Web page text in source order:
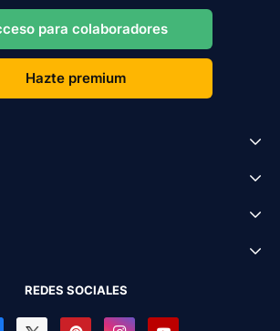
para colaboradores
Hazte premium
REDES SOCIALES